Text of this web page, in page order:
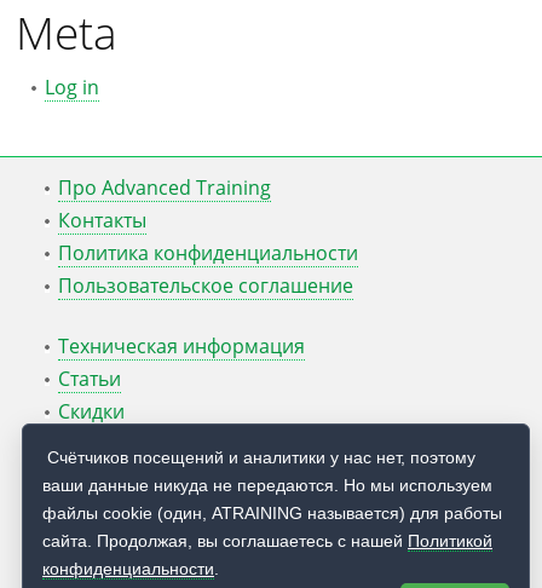
Meta
Log in
Про Advanced Training
Контакты
Политика конфиденциальности
Пользовательское соглашение
Техническая информация
Статьи
Скидки
Блог Руслана Карманова
© 2009 — 2026 Учебный центр Advanced Training
Счётчиков посещений и аналитики у нас нет, поэтому
ваши данные никуда не передаются. Но мы используем
файлы cookie (один, ATRAINING называется) для работы
сайта. Продолжая, вы соглашаетесь с нашей Политикой
конфиденциальности